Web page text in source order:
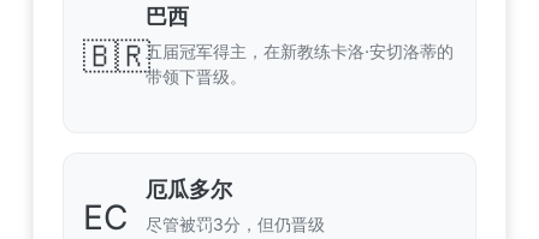
🇧🇷
巴西
五届冠军得主，在新教练卡洛·安切洛蒂的
带领下晋级。
EC
厄瓜多尔
尽管被罚3分，但仍晋级